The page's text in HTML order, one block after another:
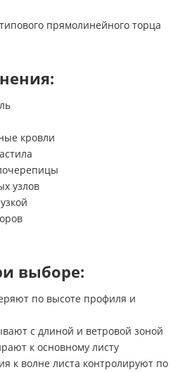
прямолинейного торца
кровли
узлов
выборе:
по высоте профиля и
с длиной и ветровой зоной
к основному листу
к волне листа контролируют по